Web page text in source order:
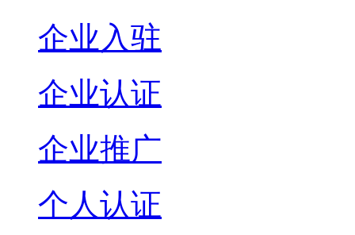
企业入驻
企业认证
企业推广
个人认证